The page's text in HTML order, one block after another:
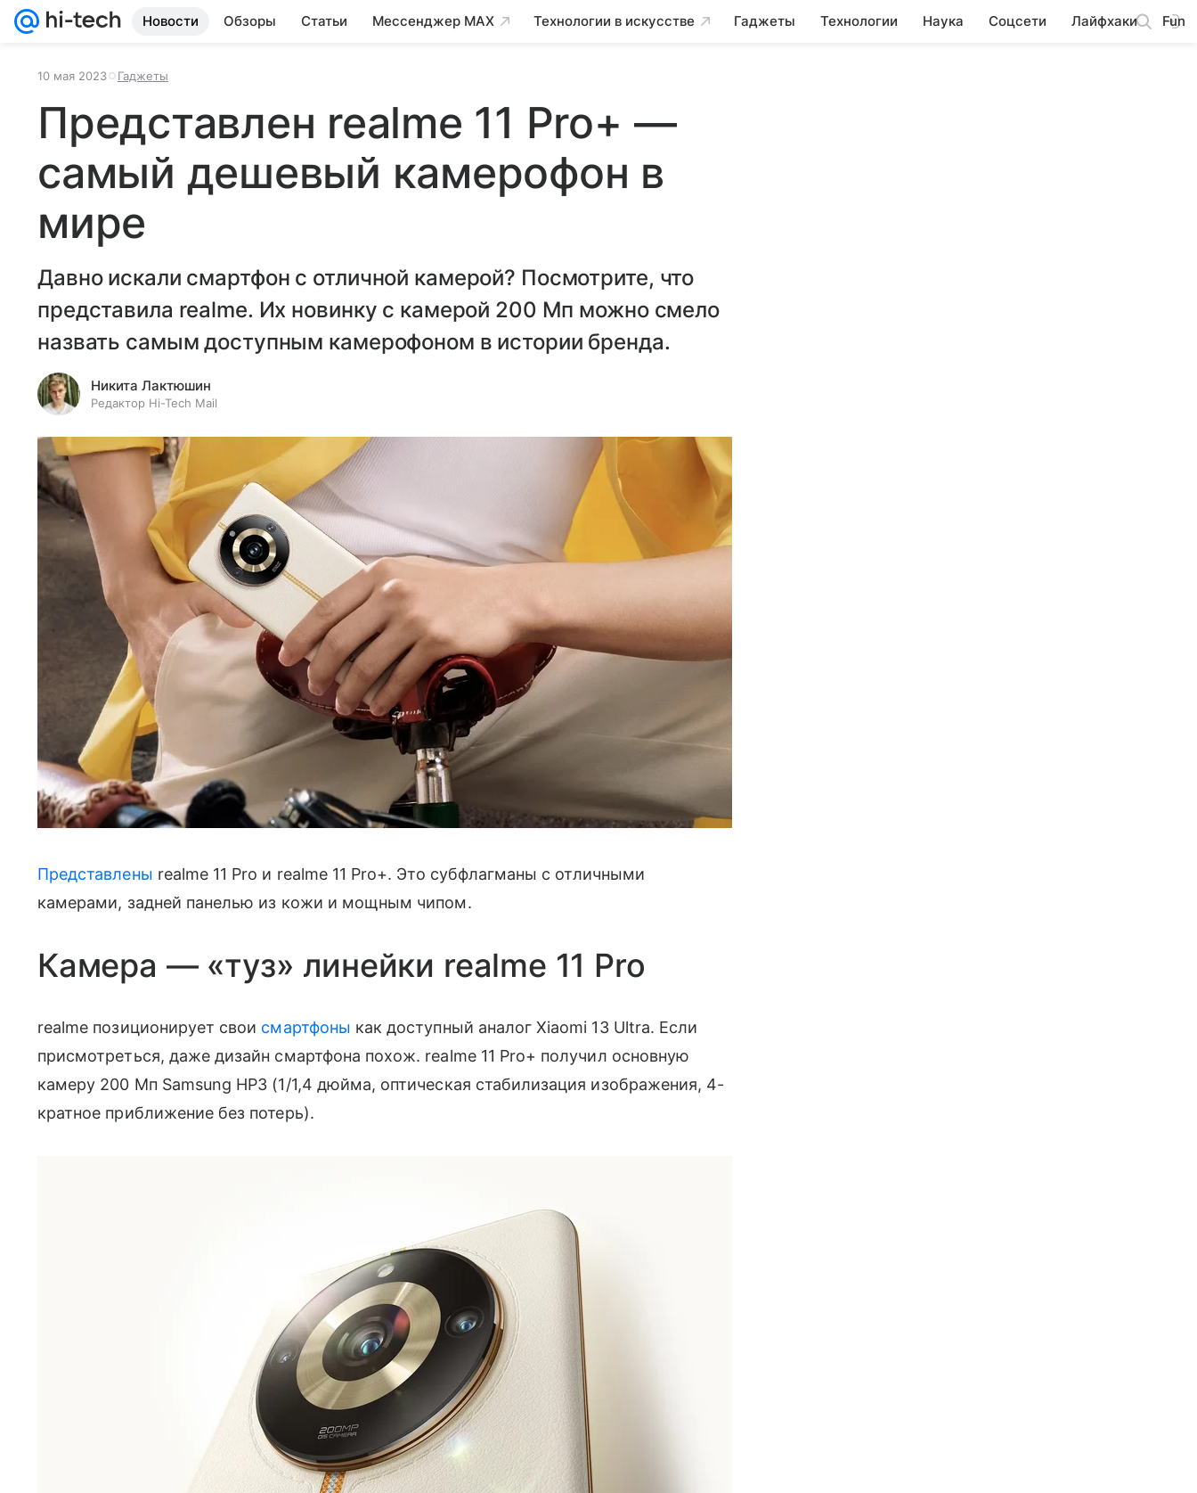
Новости Обзоры Статьи Мессенджер MAX Технологии в искусстве Гаджеты Технологии Наука Соцсети Лайфхаки Fun
10 мая 2023 Гаджеты
Представлен realme 11 Pro+ —
самый дешевый камерофон в
мире
Давно искали смартфон с отличной камерой? Посмотрите, что
представила realme. Их новинку с камерой 200 Мп можно смело
назвать самым доступным камерофоном в истории бренда.
Никита Лактюшин
Редактор Hi-Tech Mail
Представлены realme 11 Pro и realme 11 Pro+. Это субфлагманы с отличными
камерами, задней панелью из кожи и мощным чипом.
Камера — «туз» линейки realme 11 Pro
realme позиционирует свои смартфоны как доступный аналог Xiaomi 13 Ultra. Если
присмотреться, даже дизайн смартфона похож. realme 11 Pro+ получил основную
камеру 200 Мп Samsung HP3 (1/1,4 дюйма, оптическая стабилизация изображения, 4-
кратное приближение без потерь).